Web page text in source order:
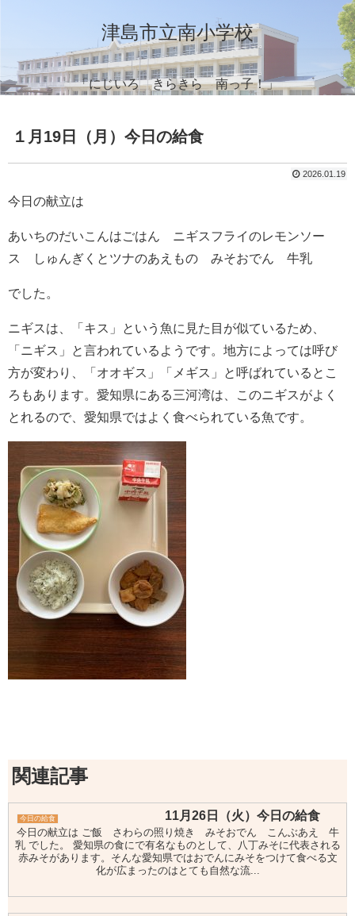
津島市立南小学校
「にじいろ きらきら 南っ子！」
１月19日（月）今日の給食
2026.01.19
今日の献立は
あいちのだいこんはごはん ニギスフライのレモンソー
ス しゅんぎくとツナのあえもの みそおでん 牛乳
でした。
ニギスは、「キス」という魚に見た目が似ているため、
「ニギス」と言われているようです。地方によっては呼び
方が変わり、「オオギス」「メギス」と呼ばれているとこ
ろもあります。愛知県にある三河湾は、このニギスがよく
とれるので、愛知県ではよく食べられている魚です。
関連記事
今日の給食 11月26日（火）今日の給食
今日の献立は ご飯 さわらの照り焼き みそおでん こんぶあえ 牛
乳 でした。 愛知県の食にで有名なものとして、八丁みそに代表される
赤みそがあります。そんな愛知県ではおでんにみそをつけて食べる文
化が広まったのはとても自然な流...